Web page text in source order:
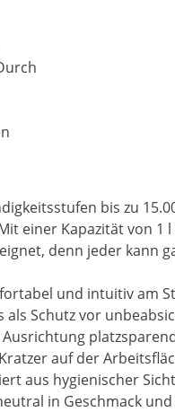
bis zu
einer Kapazität von 1
denn jeder kann
und intuitiv am
Schutz vor
auf der
aus hygienischer
in Geschmack